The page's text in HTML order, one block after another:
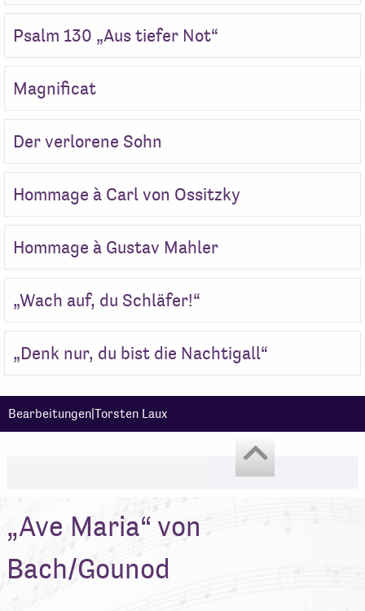
Psalm 130 „Aus tiefer Not“
Magnificat
Der verlorene Sohn
Hommage à Carl von Ossitzky
Hommage à Gustav Mahler
„Wach auf, du Schläfer!“
„Denk nur, du bist die Nachtigall“
Bearbeitungen|Torsten Laux
„Ave Maria“ von
Bach/Gounod